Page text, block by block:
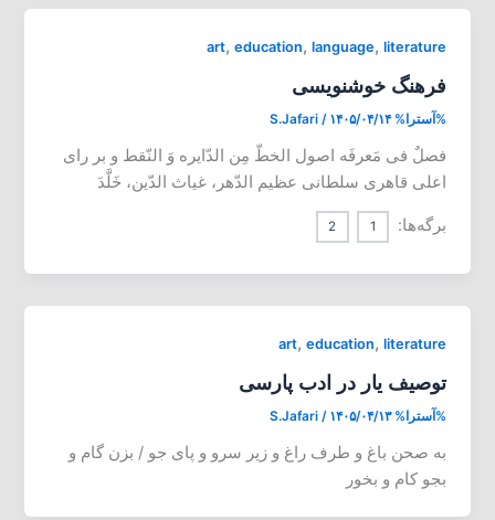
art, education, language, literature
فرهنگ خوشنویسی
%آسترا% S.Jafari / ۱۴۰۵/۰۴/۱۴
فصلٌ فی مَعرفَه اصول الخطّ مِن الدّایره وَ النّقط و بر رای
اعلی قاهری سلطانی عظیم الدّهر، غیاث الدّین، خَلَّدَ
برگه‌ها: 1
2
art, education, literature
توصیف یار در ادب پارسی
%آسترا% S.Jafari / ۱۴۰۵/۰۴/۱۳
به صحن باغ و طرف راغ و زیر سرو و پای جو / بزن گام و
بجو کام و بخور